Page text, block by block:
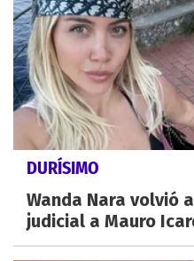
DURÍSIMO
Wanda Nara volvió
judicial a Mauro